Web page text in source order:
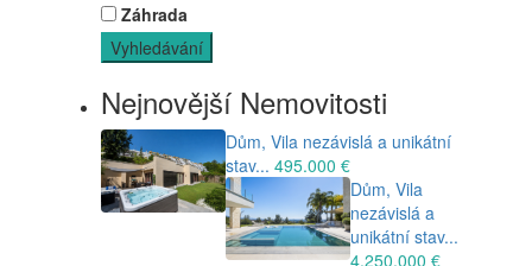
Záhrada
Vyhledávání
Nejnovější Nemovitosti
Dům, Vila nezávislá a unikátní
stav... 495.000 €
Dům, Vila
nezávislá a
unikátní stav...
4.250.000 €